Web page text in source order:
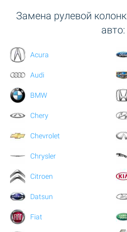
Замена рулевой
авто:
Acura
Audi
BMW
Chery
Chevrolet
Chrysler
Citroen
Datsun
Fiat